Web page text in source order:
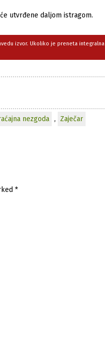
utvrđene daljom istragom.
izvor. Ukoliko je preneta
nezgoda , Zaječar
*